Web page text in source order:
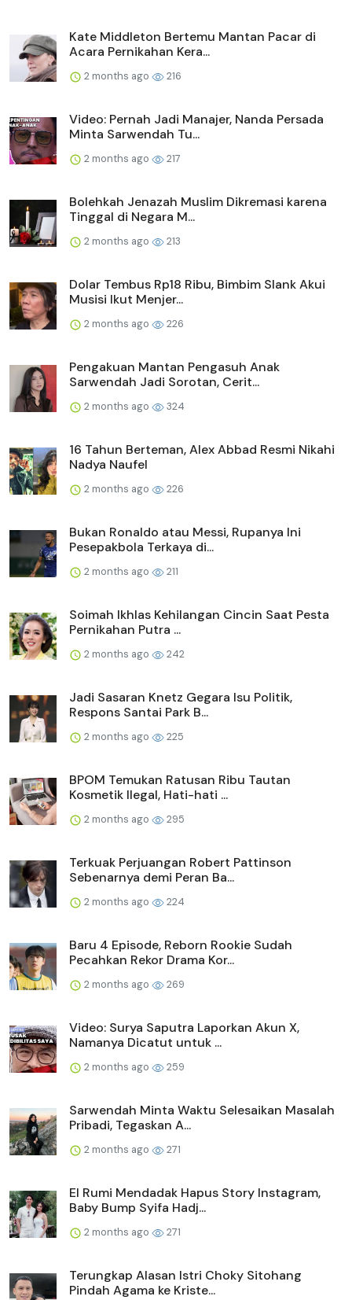
Kate Middleton Bertemu Mantan Pacar di
Acara Pernikahan Kera...
2 months ago 216
Video: Pernah Jadi Manajer, Nanda Persada
Minta Sarwendah Tu...
2 months ago 217
Bolehkah Jenazah Muslim Dikremasi karena
Tinggal di Negara M...
2 months ago 213
Dolar Tembus Rp18 Ribu, Bimbim Slank Akui
Musisi Ikut Menjer...
2 months ago 226
Pengakuan Mantan Pengasuh Anak
Sarwendah Jadi Sorotan, Cerit...
2 months ago 324
16 Tahun Berteman, Alex Abbad Resmi Nikahi
Nadya Naufel
2 months ago 226
Bukan Ronaldo atau Messi, Rupanya Ini
Pesepakbola Terkaya di...
2 months ago 211
Soimah Ikhlas Kehilangan Cincin Saat Pesta
Pernikahan Putra ...
2 months ago 242
Jadi Sasaran Knetz Gegara Isu Politik,
Respons Santai Park B...
2 months ago 225
BPOM Temukan Ratusan Ribu Tautan
Kosmetik Ilegal, Hati-hati ...
2 months ago 295
Terkuak Perjuangan Robert Pattinson
Sebenarnya demi Peran Ba...
2 months ago 224
Baru 4 Episode, Reborn Rookie Sudah
Pecahkan Rekor Drama Kor...
2 months ago 269
Video: Surya Saputra Laporkan Akun X,
Namanya Dicatut untuk ...
2 months ago 259
Sarwendah Minta Waktu Selesaikan Masalah
Pribadi, Tegaskan A...
2 months ago 271
El Rumi Mendadak Hapus Story Instagram,
Baby Bump Syifa Hadj...
2 months ago 271
Terungkap Alasan Istri Choky Sitohang
Pindah Agama ke Kriste...